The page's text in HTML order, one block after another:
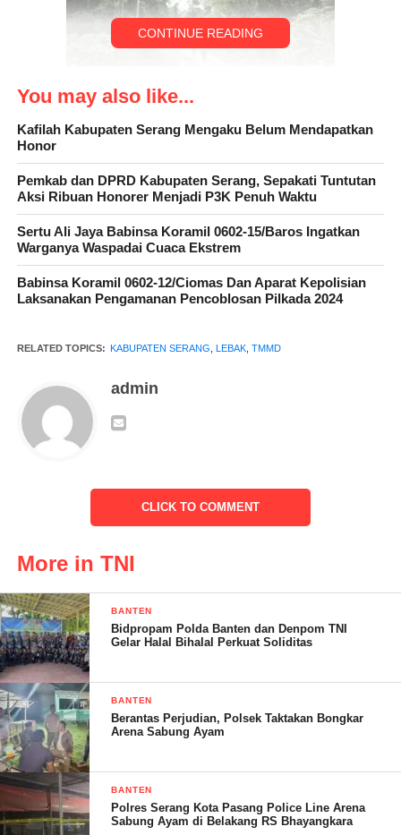
Mengapa pembukaan jalan yang dilaksanakan TMMD Ke – 119
Kodim 0602 /Serang, ini bisa mengubah tradisi akses jalan
warga, hal ini dikarenakan warga kampung Cisalak, desa
Bojong Pandan, kecamatan Tunjung Teja, Kabupaten Serang,
sehari – hari bila akan beraktifitas ke wilayah tetangganya yaitu
desa Bojong Cae, kecamatan Cibadak, kabupaten Lebak selalu
menyusuri rel kereta api yang masih aktif, yaitu lintasan rel
kereta api Merak – Rangkasbitung, bagi pejalan kakinya atau
bila berkendara harus berjalan memutar. Sebut saja siswi sekolah
yang selalu berjalan kaki menyusuri rel kereta api, baik pulang
kereta api yang bisa mencelakakan dirinya, rel kereta api yang
selalu dilewati oleh Santi dan kawan – kawannya ini menjadikan
rel kereta yang menjadi pijakan kakinya ini untuk melangkah ke
– kawannya pun bersyukur dengan di bukanya akses jalan yang
dikerjakan bapak – bapak TNI ini, sehingga tidak perlu lagi
yang baru di buka ini, katanya.
TMMD Ke – 119 Kodim 0602 /Serang yang di buka dari
CONTINUE READING
You may also like...
Kafilah Kabupaten Serang Mengaku Belum Mendapatkan
Honor
Pemkab dan DPRD Kabupaten Serang, Sepakati Tuntutan
Aksi Ribuan Honorer Menjadi P3K Penuh Waktu
Sertu Ali Jaya Babinsa Koramil 0602-15/Baros Ingatkan
Warganya Waspadai Cuaca Ekstrem
Babinsa Koramil 0602-12/Ciomas Dan Aparat Kepolisian
Laksanakan Pengamanan Pencoblosan Pilkada 2024
RELATED TOPICS: KABUPATEN SERANG LEBAK, TMMD
admin
CLICK TO COMMENT
More in TNI
BANTEN
Bidpropam Polda Banten dan Denpom TNI
Gelar Halal Bihalal Perkuat Soliditas
BANTEN
Berantas Perjudian, Polsek Taktakan Bongkar
Arena Sabung Ayam
BANTEN
Polres Serang Kota Pasang Police Line Arena
Sabung Ayam di Belakang RS Bhayangkara